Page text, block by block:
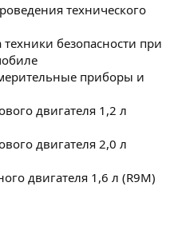
технического
безопасности при
приборы и
двигателя 1,2 л
двигателя 2,0 л
двигателя 1,6 л (R9M)